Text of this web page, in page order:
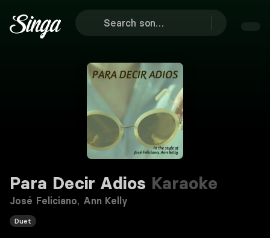
Para Decir Adios Karaoke
José Feliciano, Ann Kelly
Duet